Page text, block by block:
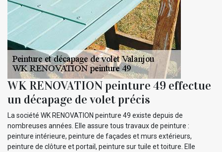
WK RENOVATION peinture 49 effectue
un décapage de volet précis
La société WK RENOVATION peinture 49 existe depuis de
nombreuses années. Elle assure tous travaux de peinture :
peinture intérieure, peinture de façades et murs extérieurs,
peinture de clôture et portail, peinture sur tuile et toiture. Elle